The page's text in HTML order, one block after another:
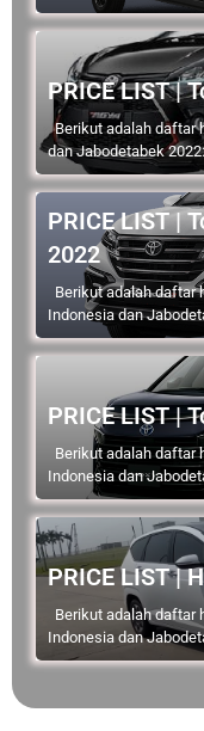
PRICE LIST |
Berikut adalah daftar
dan Jabodetabek
PRICE LIST |
2022
Berikut adalah daftar
Indonesia dan
PRICE LIST |
Berikut adalah daftar
Indonesia dan
PRICE LIST |
Berikut adalah daftar
Indonesia dan